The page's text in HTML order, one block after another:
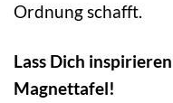
Ordnung schafft.
Lass Dich
Magnettafel!